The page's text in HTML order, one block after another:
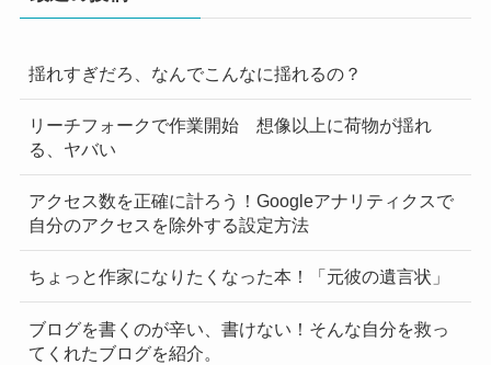
揺れすぎだろ、なんでこんなに揺れるの？
リーチフォークで作業開始 想像以上に荷物が揺れ
る、ヤバい
アクセス数を正確に計ろう！Googleアナリティクスで
自分のアクセスを除外する設定方法
ちょっと作家になりたくなった本！「元彼の遺言状」
ブログを書くのが辛い、書けない！そんな自分を救っ
てくれたブログを紹介。